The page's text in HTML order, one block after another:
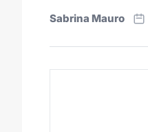
Sabrina Mauro